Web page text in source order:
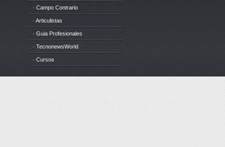
· Campo Contrario
· Articulistas
· Guia Profesionales
· TecnonewsWorld
· Cursos